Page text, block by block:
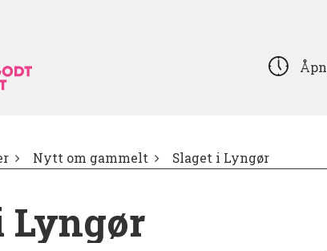
Nytt om gammelt Slaget i Lyngør
Lyngør